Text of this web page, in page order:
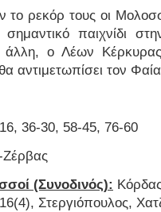
το ρεκόρ τους οι
παιχνίδι
ο Λέων
αντιμετωπίσει τον
36-30, 58-45, 76-60
Ζέρβας
(Συνοδινός):
Στεργιόπουλος,